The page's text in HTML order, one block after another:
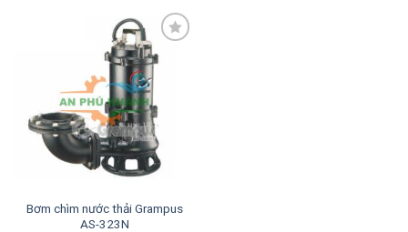
wishlist
Bơm chìm nước thải Grampus
AS-323N